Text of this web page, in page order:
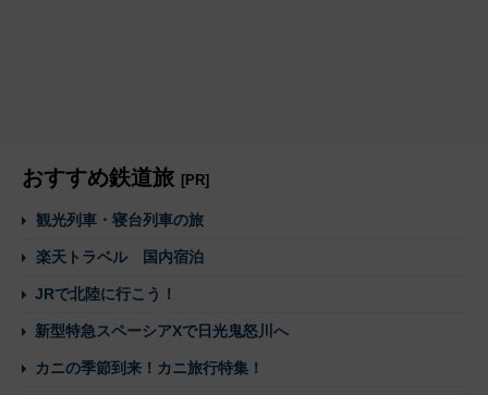
おすすめ鉄道旅 [PR]
観光列車・寝台列車の旅
楽天トラベル 国内宿泊
JRで北陸に行こう！
新型特急スペーシアXで日光鬼怒川へ
カニの季節到来！カニ旅行特集！